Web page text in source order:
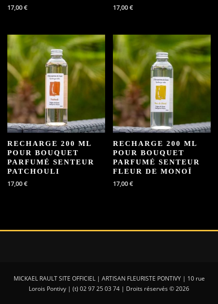
17,00€ 17,00€
RECHARGE 200 ML
POUR BOUQUET
PARFUMÉ SENTEUR
PATCHOULI
17,00€
RECHARGE 200 ML
POUR BOUQUET
PARFUMÉ SENTEUR
FLEUR DE MONOÏ
17,00€
MICKAEL RAULT SITE OFFICIEL | ARTISAN FLEURISTE PONTIVY | 10 rue
Lorois Pontivy | (t) 02 97 25 03 74 | Droits réservés © 2026